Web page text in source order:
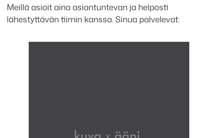
Meillä asioit aina asiantuntevan ja helposti
lähestyttävän tiimin kanssa. Sinua palvelevat: